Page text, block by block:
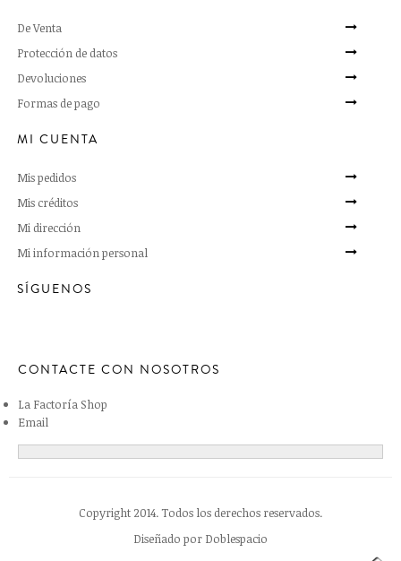
De Venta
Protección de datos
Devoluciones
Formas de pago
MI CUENTA
Mis pedidos
Mis créditos
Mi dirección
Mi información personal
SÍGUENOS
CONTACTE CON NOSOTROS
La Factoría Shop
Email
Copyright 2014. Todos los derechos reservados.
Diseñado por Doblespacio